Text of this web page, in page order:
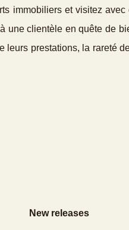
immobiliers et visitez
une clientèle en quête de
prestations, la rareté
New releases